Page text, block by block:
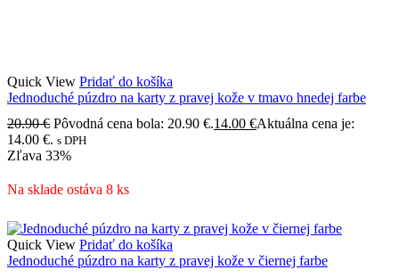
Quick View Pridať do košíka
Jednoduché púzdro na karty z pravej kože v tmavo hnedej farbe
20.90€ Pôvodná cena bola: 20.90 €.14.00 €Aktuálna cena je:
14.00 €. s DPH
Zľava 33%
Na sklade ostáva 8 ks
Quick View Pridať do košíka
Jednoduché púzdro na karty z pravej kože v čiernej farbe